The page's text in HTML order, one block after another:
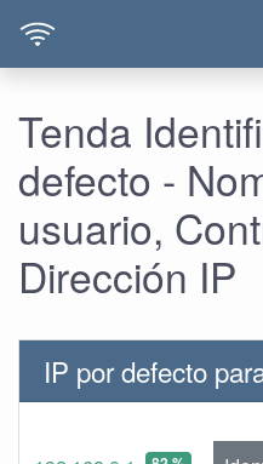
Tenda
defecto -
usuario,
Dirección IP
IP por defecto